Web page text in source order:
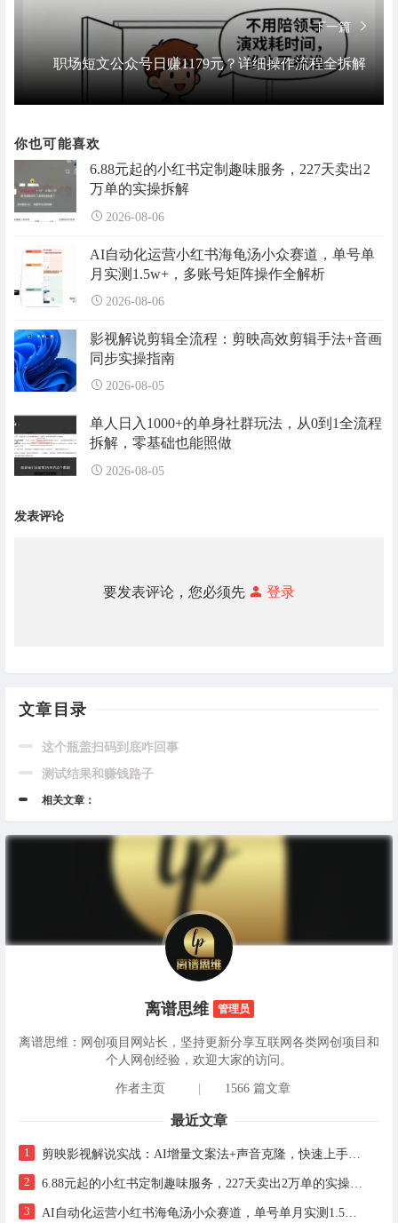
下一篇
职场短文公众号日赚1179元？详细操作流程全拆解
你也可能喜欢
6.88元起的小红书定制趣味服务，227天卖出2
万单的实操拆解
2026-08-06
AI自动化运营小红书海龟汤小众赛道，单号单
月实测1.5w+，多账号矩阵操作全解析
2026-08-06
影视解说剪辑全流程：剪映高效剪辑手法+音画
同步实操指南
2026-08-05
单人日入1000+的单身社群玩法，从0到1全流程
拆解，零基础也能照做
2026-08-05
发表评论
要发表评论，您必须先 登录
文章目录
这个瓶盖扫码到底咋回事
测试结果和赚钱路子
相关文章：
离谱思维 管理员
离谱思维：网创项目网站长，坚持更新分享互联网各类网创项目和
个人网创经验，欢迎大家的访问。
作者主页 | 1566 篇文章
最近文章
1
2
3